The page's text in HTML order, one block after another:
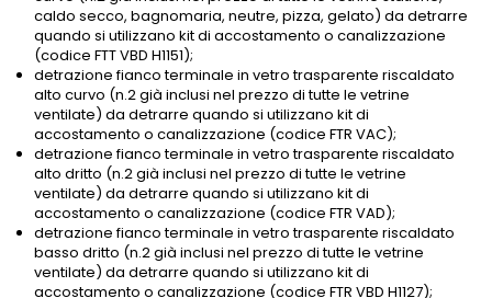
caldo secco, bagnomaria, neutre, pizza, gelato) da detrarre
quando si utilizzano kit di accostamento o canalizzazione
(codice FTT VBD H1151);
detrazione fianco terminale in vetro trasparente riscaldato
alto curvo (n.2 già inclusi nel prezzo di tutte le vetrine
ventilate) da detrarre quando si utilizzano kit di
accostamento o canalizzazione (codice FTR VAC);
detrazione fianco terminale in vetro trasparente riscaldato
alto dritto (n.2 già inclusi nel prezzo di tutte le vetrine
ventilate) da detrarre quando si utilizzano kit di
accostamento o canalizzazione (codice FTR VAD);
detrazione fianco terminale in vetro trasparente riscaldato
basso dritto (n.2 già inclusi nel prezzo di tutte le vetrine
ventilate) da detrarre quando si utilizzano kit di
accostamento o canalizzazione (codice FTR VBD H1127);